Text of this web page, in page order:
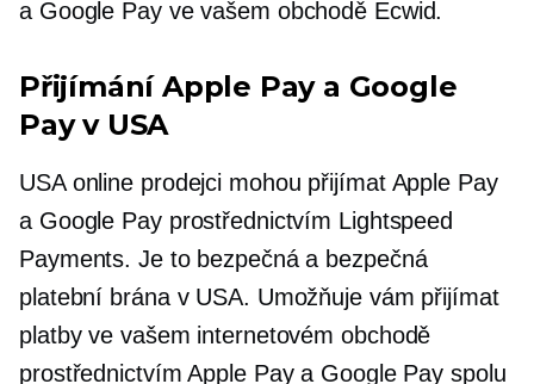
a Google Pay ve vašem obchodě Ecwid.
Přijímání Apple Pay a Google
Pay v USA
USAonline prodejci mohou přijímat Apple Pay
a Google Pay prostřednictvím Lightspeed
Payments. Je to bezpečná a bezpečná
platební brána v USA. Umožňuje vám přijímat
platby ve vašem internetovém obchodě
prostřednictvím Apple Pay a Google Pay spolu